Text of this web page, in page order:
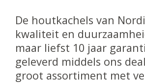
De houtkachels van
kwaliteit en
maar liefst 10 jaar
geleverd middels ons
groot assortiment met